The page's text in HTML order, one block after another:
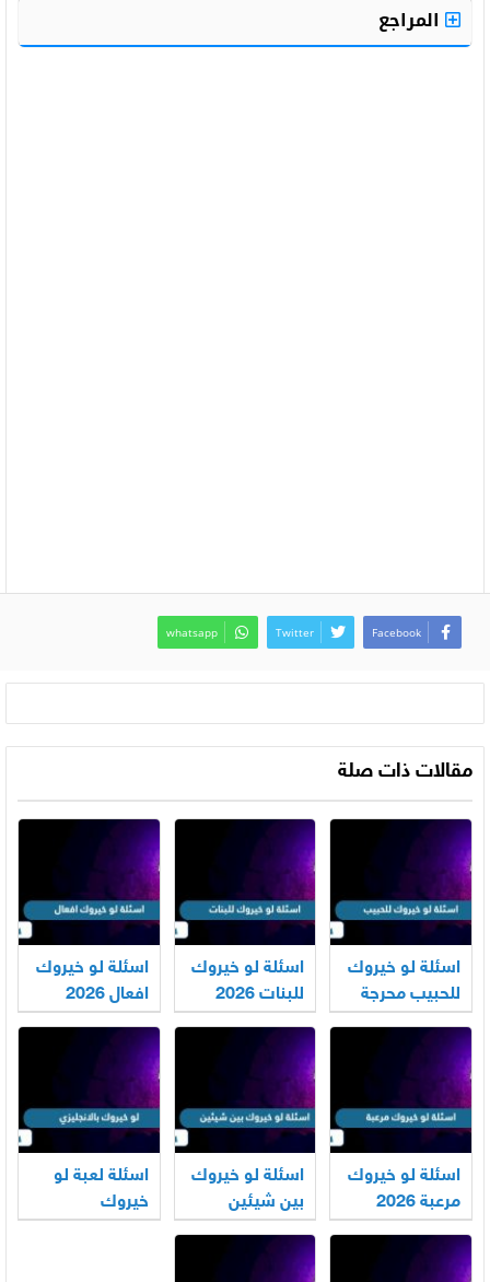
المراجع
Facebook
Twitter
whatsapp
مقالات ذات صلة
اسئلة لو خيروك
للحبيب محرجة
وجريئة 2026
اسئلة لو خيروك
للبنات 2026
اسئلة لو خيروك
افعال 2026
اسئلة لو خيروك
مرعبة 2026
اسئلة لو خيروك
بين شيئين
2026
اسئلة لعبة لو
خيروك